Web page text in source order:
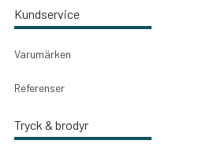
Kundservice
Varumärken
Referenser
Tryck & brodyr